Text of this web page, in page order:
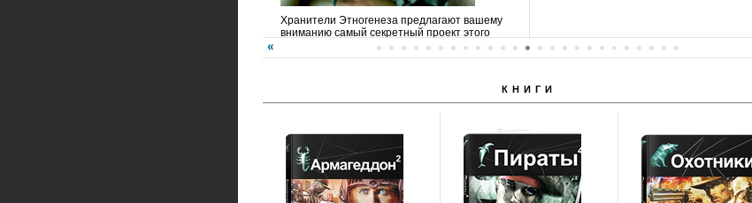
Хранители Этногенеза предлагают вашему
вниманию самый секретный проект этого
КНИГИ